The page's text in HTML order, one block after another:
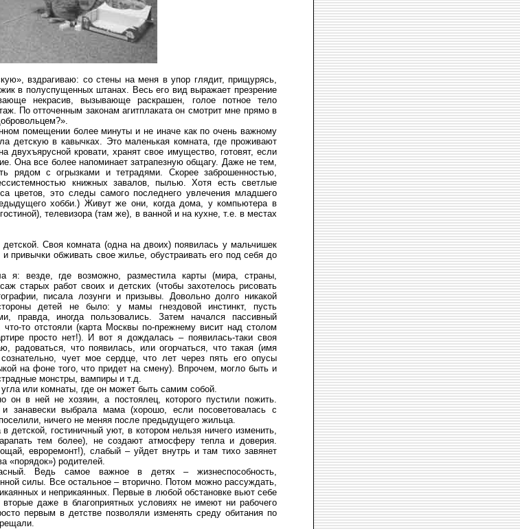
вздрагиваю: со стены на меня в упор глядит, прищурясь,
в полуспущенных штанах. Весь его вид выражает презрение
некрасив, вызывающе раскрашен, голое потное тело
По отточенным законам агитплаката он смотрит мне прямо в
помещении более минуты и не иначе как по очень важному
детскую в кавычках. Это маленькая комната, где проживают
двухъярусной кровати, хранят свое имущество, готовят, если
Она все более напоминает затрапезную общагу. Даже не тем,
рядом с огрызками и тетрадями. Скорее заброшенностью,
книжных завалов, пылью. Хотя есть светлые
цветов, это следы самого последнего увлечения младшего
хобби.) Живут же они, когда дома, у компьютера в
телевизора (там же), в ванной и на кухне, т.е. в местах
Своя комната (одна на двоих) появилась у мальчишек
привычки обживать свое жилье, обустраивать его под себя до
я: везде, где возможно, разместила карты (мира, страны,
старых работ своих и детских (чтобы захотелось рисовать
писала лозунги и призывы. Довольно долго никакой
детей не было: у мамы гнездовой инстинкт, пусть
правда, иногда пользовались. Затем начался пассивный
что-то отстояли (карта Москвы по-прежнему висит над столом
просто нет!). И вот я дождалась – появилась-таки своя
радоваться, что появилась, или огорчаться, что такая (имя
чует мое сердце, что лет через пять его опусы
на фоне того, что придет на смену). Впрочем, могло быть и
монстры, вампиры и т.д.
или комнаты, где он может быть самим собой.
в ней не хозяин, а постоялец, которого пустили пожить.
занавески выбрала мама (хорошо, если посоветовалась с
ничего не меняя после предыдущего жильца.
детской, гостиничный уют, в котором нельзя ничего изменить,
тем более), не создают атмосферу тепла и доверия.
евроремонт!), слабый – уйдет внутрь и там тихо завянет
«порядок») родителей.
Ведь самое важное в детях – жизнеспособность,
силы. Все остальное – вторично. Потом можно рассуждать,
и неприкаянных. Первые в любой обстановке вьют себе
даже в благоприятных условиях не имеют ни рабочего
первым в детстве позволяли изменять среду обитания по